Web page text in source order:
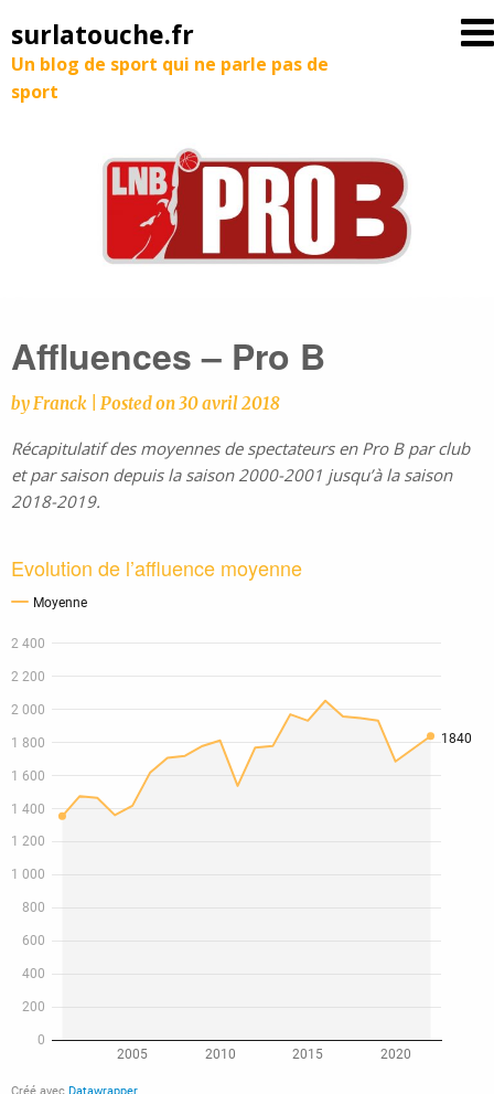
surlatouche.fr
Un blog de sport qui ne parle pas de
sport
Affluences – Pro B
byFranck Posted on30 avril 2018
Récapitulatif des moyennes de spectateurs en Pro B par club
et par saison depuis la saison 2000-2001 jusqu’à la saison
2018-2019.
Evolution de l’affluence moyenne